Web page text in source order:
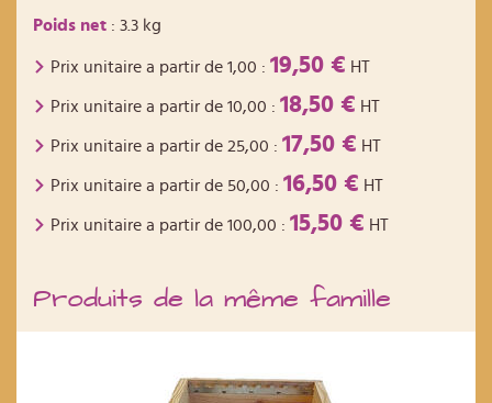
Poids net : 3.3 kg
Prix unitaire a partir de 1,00 : 19,50 € HT
Prix unitaire a partir de 10,00 : 18,50 € HT
Prix unitaire a partir de 25,00 : 17,50 € HT
Prix unitaire a partir de 50,00 : 16,50 € HT
Prix unitaire a partir de 100,00 : 15,50 € HT
Produits de la même famille